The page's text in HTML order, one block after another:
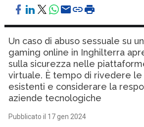
Un caso di abuso sessuale su
gaming online in Inghilterra
sulla sicurezza nelle
virtuale. È tempo di rivedere le
esistenti e considerare la
aziende tecnologiche
Pubblicato il 17 gen 2024